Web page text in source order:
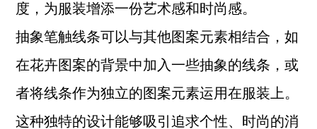
度，为服装增添一份艺术感和时尚感。
抽象笔触线条可以与其他图案元素相结合，如
在花卉图案的背景中加入一些抽象的线条，或
者将线条作为独立的图案元素运用在服装上。
这种独特的设计能够吸引追求个性、时尚的消